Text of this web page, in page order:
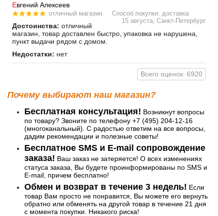
Евгений Алексеев
отличный магазин
Способ покупки: доставка
15 августа, Санкт-Петербург
Достоинства: отличный
магазин, товар доставлен быстро, упаковка не нарушена,
пункт выдачи рядом с домом.
Недостатки: нет
Всего оценок: 6920
Почему выбирают наш магазин?
Бесплатная консультация! Возникнут вопросы
по товару? Звоните по телефону +7 (495) 204-12-16
(многоканальный). С радостью ответим на все вопросы,
дадим рекомендации и полезные советы!
Бесплатное SMS и E-mail сопровождение
заказа! Ваш заказ не затеряется! О всех изменениях
статуса заказа, Вы будете проинформированы по SMS и
E-mail, причем бесплатно!
Обмен и возврат в течение 3 недель! Если
товар Вам просто не понравится, Вы можете его вернуть
обратно или обменять на другой товар в течение 21 дня
с момента покупки. Никакого риска!